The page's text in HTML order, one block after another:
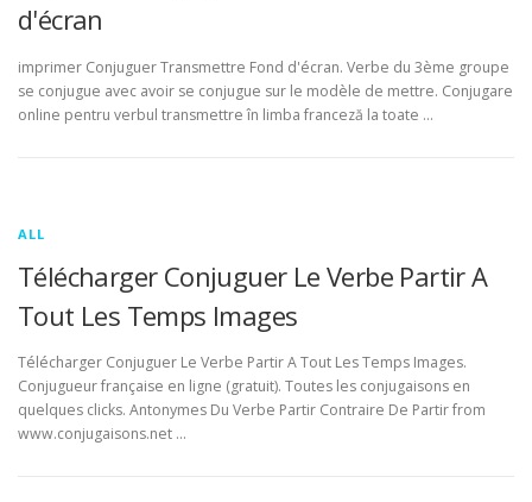
d'écran
imprimer Conjuguer Transmettre Fond d'écran. Verbe du 3ème groupe
se conjugue avec avoir se conjugue sur le modèle de mettre. Conjugare
online pentru verbul transmettre în limba franceză la toate …
ALL
Télécharger Conjuguer Le Verbe Partir A
Tout Les Temps Images
Télécharger Conjuguer Le Verbe Partir A Tout Les Temps Images.
Conjugueur française en ligne (gratuit). Toutes les conjugaisons en
quelques clicks. Antonymes Du Verbe Partir Contraire De Partir from
www.conjugaisons.net …